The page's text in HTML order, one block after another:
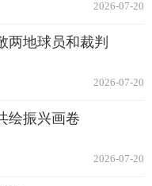
2026-07-20
两地球员和裁判
2026-07-20
绘振兴画卷
2026-07-20